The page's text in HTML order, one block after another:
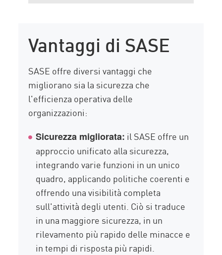
Vantaggi di SASE
SASE offre diversi vantaggi che
migliorano sia la sicurezza che
l'efficienza operativa delle
organizzazioni:
Sicurezza migliorata: il SASE offre un
approccio unificato alla sicurezza,
integrando varie funzioni in un unico
quadro, applicando politiche coerenti e
offrendo una visibilità completa
sull'attività degli utenti. Ciò si traduce
in una maggiore sicurezza, in un
rilevamento più rapido delle minacce e
in tempi di risposta più rapidi.